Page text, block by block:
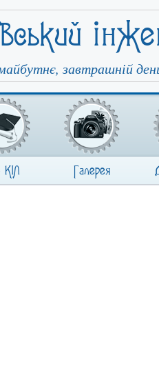
завтрашній
КІЛ Галерея